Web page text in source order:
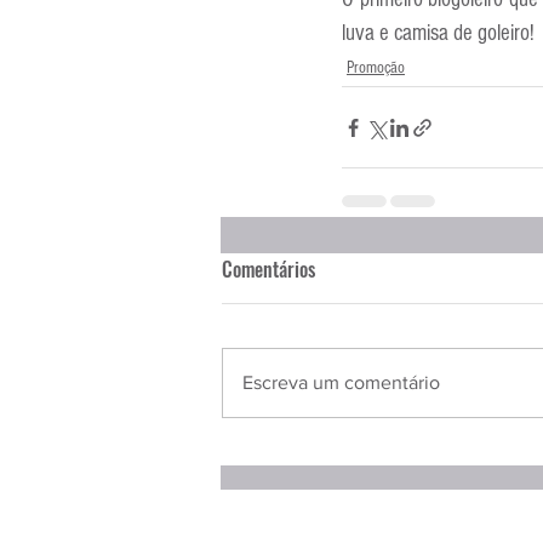
Entrevistas Equipamentos
Escola Francesa Escola Inglesa
luva e camisa de goleiro!
Promoção
Comentários
Escreva um comentário